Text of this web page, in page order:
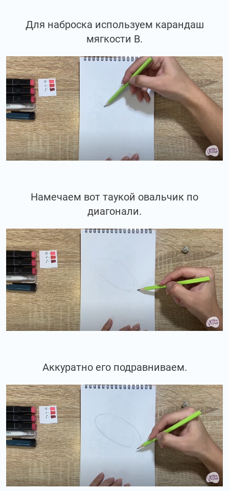
Для наброска используем карандаш
мягкости В.
Намечаем вот таукой овальчик по
диагонали.
Аккуратно его подравниваем.